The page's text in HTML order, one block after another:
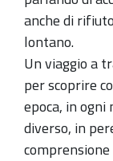
anche di
lontano.
Un viaggio a
per scoprire
epoca, in
diverso, in
comprensione